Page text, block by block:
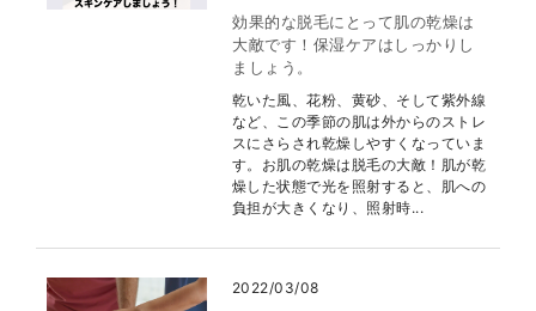
効果的な脱毛にとって肌の乾燥は
大敵です！保湿ケアはしっかりし
ましょう。
乾いた風、花粉、黄砂、そして紫外線
など、この季節の肌は外からのストレ
スにさらされ乾燥しやすくなっていま
す。お肌の乾燥は脱毛の大敵！肌が乾
燥した状態で光を照射すると、肌への
負担が大きくなり、照射時...
2022/03/08